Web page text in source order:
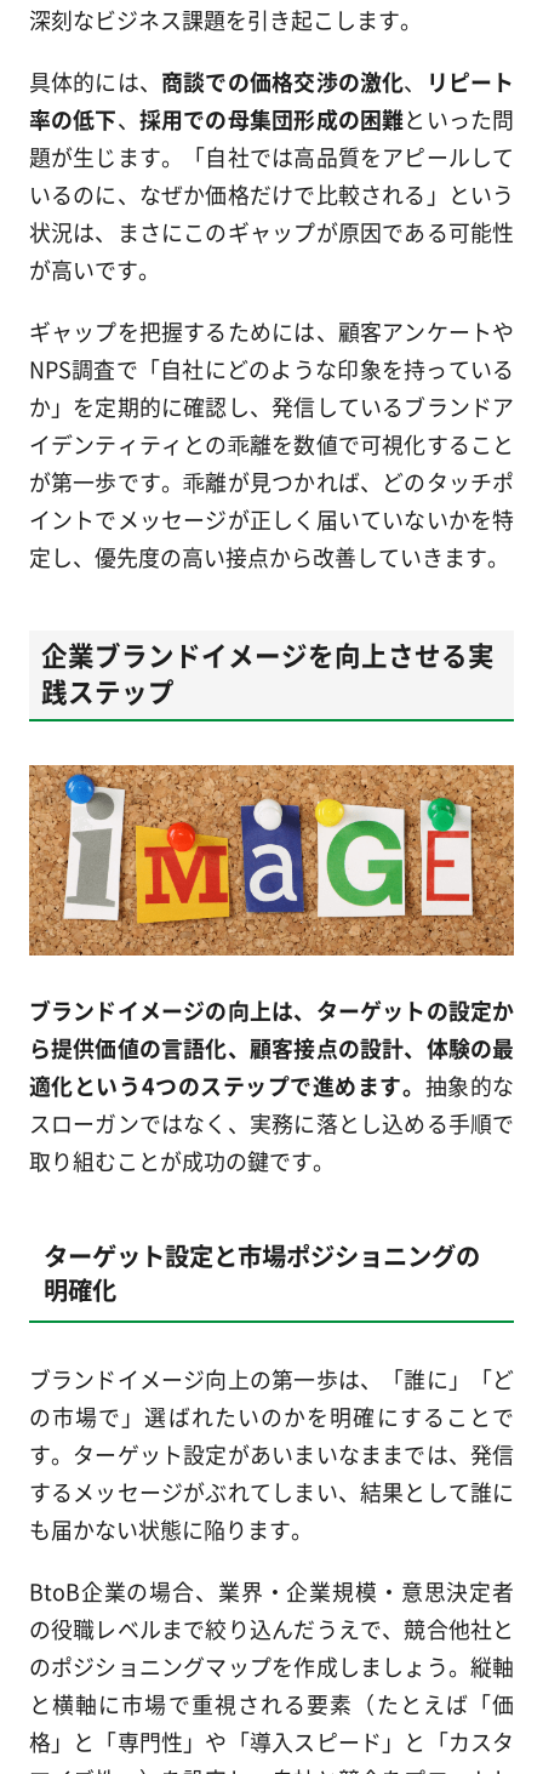
深刻なビジネス課題を引き起こします。
具体的には、 商談での価格交渉の激化、
リピート
率の低下、 採用での母集団形成の困難といった問
題が生じます。「自社では高品質をアピールして
いるのに、なぜか価格だけで比較される」という
状況は、まさにこのギャップが原因である可能性
が高いです。
ギャップを把握するためには、顧客アンケートや
NPS調査で「自社にどのような印象を持っている
か」を定期的に確認し、発信しているブランドア
イデンティティとの乖離を数値で可視化すること
が第一歩です。乖離が見つかれば、どのタッチポ
イントでメッセージが正しく届いていないかを特
定し、優先度の高い接点から改善していきます。
企業ブランドイメージを向上させる実
践ステップ
ブランドイメージの向上は、ターゲットの設定か
ら提供価値の言語化、顧客接点の設計、体験の最
適化という4つのステップで進めます。 抽象的な
スローガンではなく、実務に落とし込める手順で
取り組むことが成功の鍵です。
ターゲット設定と市場ポジショニングの
明確化
ブランドイメージ向上の第一歩は、「誰に」「ど
の市場で」選ばれたいのかを明確にすることで
す。ターゲット設定があいまいなままでは、発信
するメッセージがぶれてしまい、結果として誰に
も届かない状態に陥ります。
BtoB企業の場合、業界・企業規模・意思決定者
の役職レベルまで絞り込んだうえで、競合他社と
のポジショニングマップを作成しましょう。縦軸
と横軸に市場で重視される要素（たとえば「価
格」と「専門性」や「導入スピード」と「カスタ